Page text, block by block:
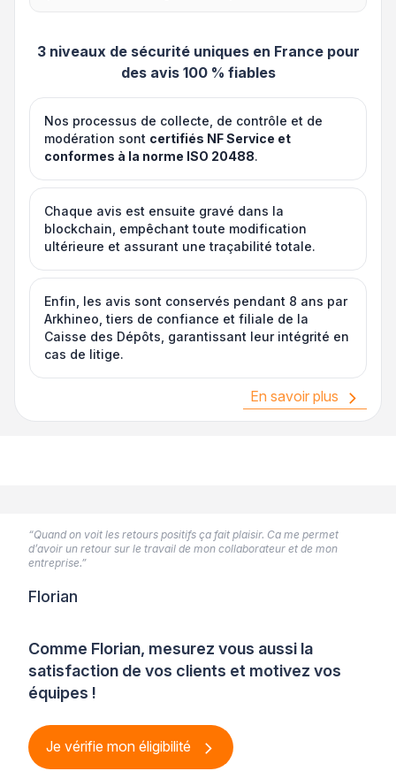
3 niveaux de sécurité uniques en France pour
des avis 100 % fiables
Nos processus de collecte, de contrôle et de
modération sont certifiés NF Service et
conformes à la norme ISO 20488.
Chaque avis est ensuite gravé dans la
blockchain, empêchant toute modification
ultérieure et assurant une traçabilité totale.
Enfin, les avis sont conservés pendant 8 ans par
Arkhineo, tiers de confiance et filiale de la
Caisse des Dépôts, garantissant leur intégrité en
cas de litige.
En savoir plus
Comme Florian, mesurez vous aussi la
satisfaction de vos clients et motivez vos
équipes !
Je vérifie mon éligibilité
“Quand on voit les retours positifs ça fait plaisir. Ca me permet
d’avoir un retour sur le travail de mon collaborateur et de mon
entreprise.”
Florian